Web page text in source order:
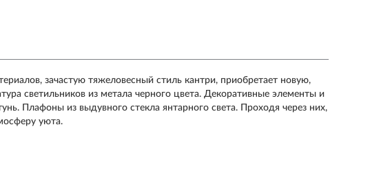
зачастую тяжеловесный стиль кантри, приобретает новую,
светильников из метала черного цвета. Декоративные элементы и
Плафоны из выдувного стекла янтарного света. Проходя через них,
уюта.